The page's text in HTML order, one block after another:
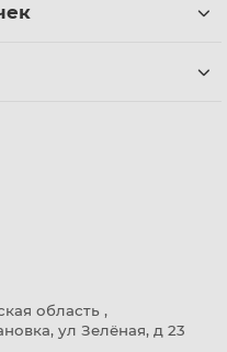
область ,
ул Зелёная, д 23